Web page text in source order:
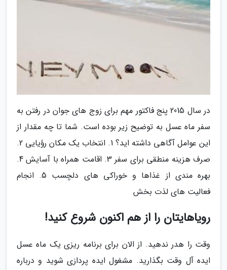
در سال 2015 پنج فاکتور مهم برای زوج های جوان در رفتن به
سفر ماه عسل به توضیح زیر بوده است. شما تا چه مقدار از
این عوامل آگاهی داشته اید؟ 1. انتخاب یک مکان رؤیایی 2.
صرف هزینه منطقی برای سفر 3. اقامت همراه با آسایش 4.
بهره مندی از غذاها و خوراکی های دلچسب 5. انجام
فعالیت های لذت بخش
رویاهایتان را از هم اکنون شروع کنید!
وقت را هدر ندهید. از الان برای برنامه ریزی یک ماه عسل
ایده آل وقت بگذارید. مشغول ایده پردازی شوید و درباره